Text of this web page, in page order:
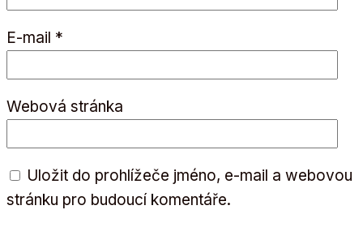
E-mail *
Webová stránka
Uložit do prohlížeče jméno, e-mail a webovou
stránku pro budoucí komentáře.